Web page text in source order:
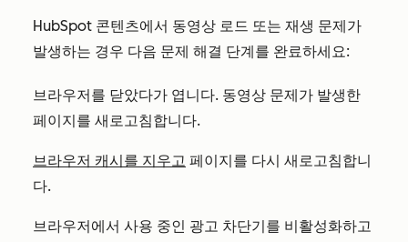
HubSpot 콘텐츠에서 동영상 로드 또는 재생 문제가
발생하는 경우 다음 문제 해결 단계를 완료하세요:
브라우저를 닫았다가 엽니다. 동영상 문제가 발생한
페이지를 새로고침합니다.
브라우저 캐시를 지우고 페이지를 다시 새로고침합니
다.
브라우저에서 사용 중인 광고 차단기를 비활성화하고